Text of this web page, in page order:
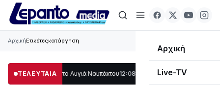
Αρχική
Live-TV
ΑρχικήΕτικέτεςκατάργηση
ΤΕΛΕΥΤΑΙΑ
μέρος στο Λυγιά Ναυπάκτου12:08 Σε τροχιά υλοποίησης η Παράκαμψη